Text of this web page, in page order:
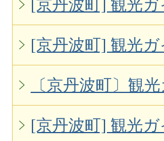
[京丹波町] 観光
[京丹波町] 観光ガ
〔京丹波町〕観
[京丹波町] 観光